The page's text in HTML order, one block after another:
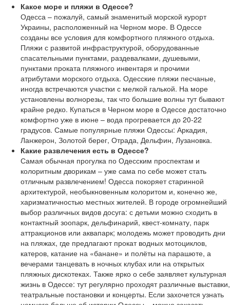
Какое море и пляжи в Одессе?
Одесса – пожалуй, самый знаменитый морской курорт
Украины, расположенный на Черном море. В Одессе
созданы все условия для комфортного пляжного отдыха.
Пляжи с развитой инфраструктурой, оборудованные
спасательными пунктами, раздевалками, душевыми,
пунктами проката пляжного инвентаря и прочими
атрибутами морского отдыха. Одесские пляжи песчаные,
иногда встречаются участки с мелкой галькой. На море
установлены волнорезы, так что большие волны тут бывают
крайне редко. Купаться в Черном море в Одессе достаточно
комфортно уже в июне – вода прогревается до 20-22
градусов. Самые популярные пляжи Одессы: Аркадия,
Ланжерон, Золотой берег, Отрада, Дельфин, Лузановка.
Какие развлечения есть в Одессе?
Самая обычная прогулка по Одесским проспектам и
колоритным дворикам – уже сама по себе может стать
отличным развлечением! Одесса покоряет старинной
архитектурой, необыкновенным колоритом и, конечно же,
харизматичностью местных жителей. В городе огромнейший
выбор различных видов досуга: с детьми можно сходить в
контактный зоопарк, дельфинарий, квест-комнату, парк
аттракционов или аквапарк; молодежь может проводить дни
на пляжах, где предлагают прокат водных мотоциклов,
катеров, катание на «банане» и полёты на парашюте, а
вечерами танцевать в ночных клубах или на открытых
пляжных дискотеках. Также ярко о себе заявляет культурная
жизнь в Одессе: тут регулярно проходят различные выставки,
театральные постановки и концерты. Если захочется узнать